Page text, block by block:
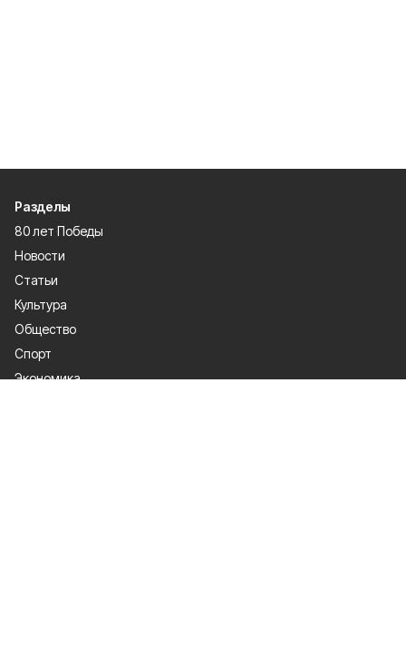
Разделы
80 лет Победы
Новости
Статьи
Культура
Общество
Спорт
Экономика